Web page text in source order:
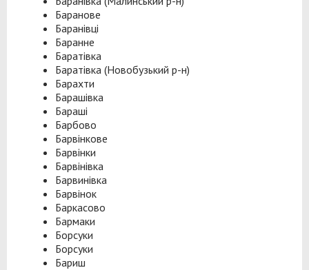
Баранове
Баранівці
Баранне
Баратівка
Баратівка (Новобузький р-н)
Барахти
Барашівка
Бараші
Барбово
Барвінкове
Барвінки
Барвінівка
Барвинівка
Барвінок
Баркасово
Бармаки
Борсуки
Борсуки
Бариш